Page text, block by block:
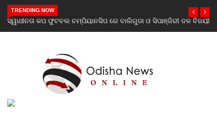
TRENDING NOW
ବାଲିଗୁଡା ଓ ସିପାଞ୍ଜିରୀ ଦଳ ବିଜୟୀଯାଜପୁର ଗସ୍ତରେ ସ୍ୱାସ୍ଥ୍ୟ ମନ୍ତ୍ରୀ ଡ.
ପରବର୍ତ୍ତୀ ସ୍ୱାସ୍ଥ୍ୟସେବା ଓ